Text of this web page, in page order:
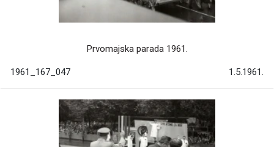
Prvomajska parada 1961.
1961_167_047 1.5.1961.